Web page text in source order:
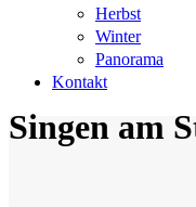
Herbst
Winter
Panorama
Kontakt
Singen am